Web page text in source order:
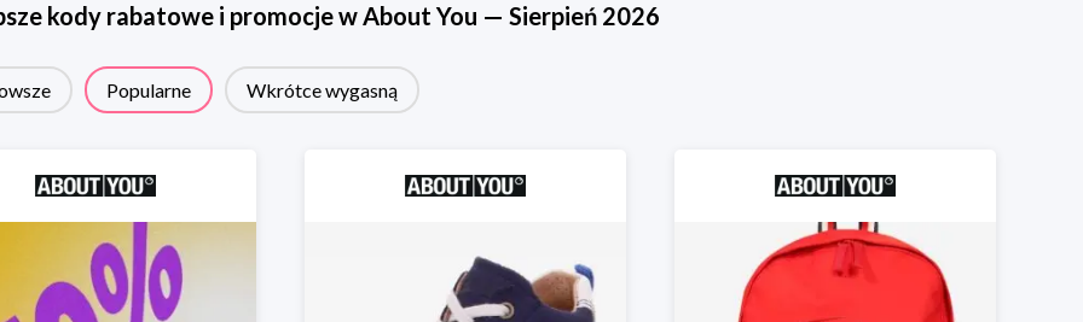
kody rabatowe i promocje wAbout You — Sierpień 2026
Popularne Wkrótce wygasną